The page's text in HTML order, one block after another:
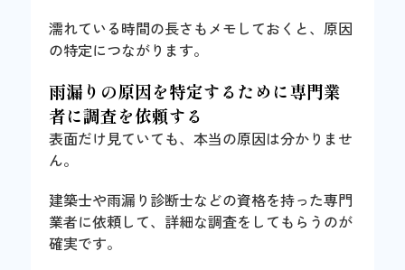
濡れている時間の長さもメモしておくと、原因
の特定につながります。
雨漏りの原因を特定するために専門業
者に調査を依頼する
表面だけ見ていても、本当の原因は分かりませ
ん。
建築士や雨漏り診断士などの資格を持った専門
業者に依頼して、詳細な調査をしてもらうのが
確実です。